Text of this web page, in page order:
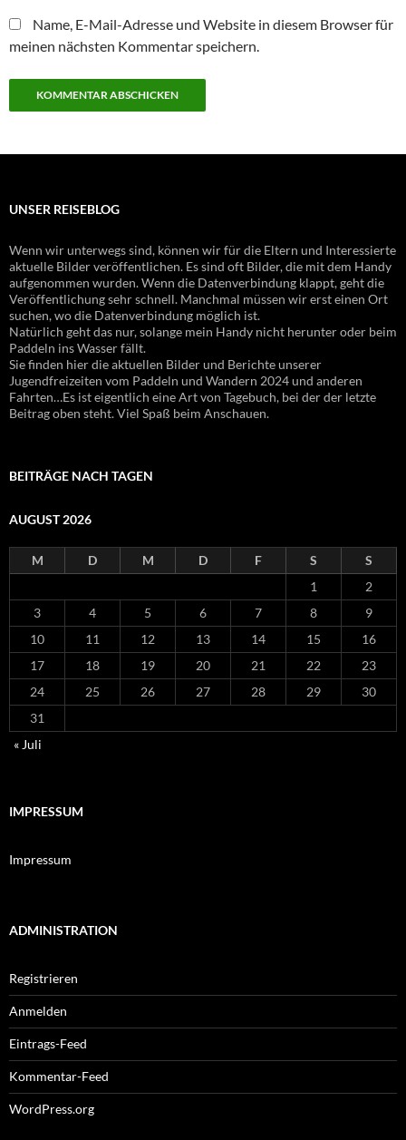
Name, E-Mail-Adresse und Website in diesem Browser für
meinen nächsten Kommentar speichern.
UNSER REISEBLOG
Wenn wir unterwegs sind, können wir für die Eltern und Interessierte
aktuelle Bilder veröffentlichen. Es sind oft Bilder, die mit dem Handy
aufgenommen wurden. Wenn die Datenverbindung klappt, geht die
Veröffentlichung sehr schnell. Manchmal müssen wir erst einen Ort
suchen, wo die Datenverbindung möglich ist.
Natürlich geht das nur, solange mein Handy nicht herunter oder beim
Paddeln ins Wasser fällt.
Sie finden hier die aktuellen Bilder und Berichte unserer
Jugendfreizeiten vom Paddeln und Wandern 2024 und anderen
Fahrten…Es ist eigentlich eine Art von Tagebuch, bei der der letzte
Beitrag oben steht. Viel Spaß beim Anschauen.
BEITRÄGE NACH TAGEN
AUGUST 2026
M D M D F S
S
1
2
3
4 5 6 7 8
9
10
11 12 13 14 15
16
17
18 19 20 21 22
23
24
25 26 27 28 29
30
31
« Juli
IMPRESSUM
Impressum
ADMINISTRATION
Registrieren
Anmelden
Eintrags-Feed
Kommentar-Feed
WordPress.org